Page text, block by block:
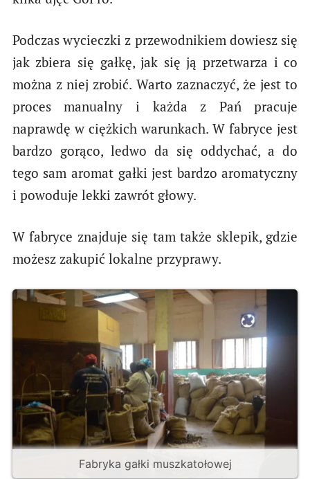
Podczas wycieczki z przewodnikiem dowiesz się
jak zbiera się gałkę, jak się ją przetwarza i co
można z niej zrobić. Warto zaznaczyć, że jest to
proces manualny i każda z Pań pracuje
naprawdę w ciężkich warunkach. W fabryce jest
bardzo gorąco, ledwo da się oddychać, a do
tego sam aromat gałki jest bardzo aromatyczny
i powoduje lekki zawrót głowy.
W fabryce znajduje się tam także sklepik, gdzie
możesz zakupić lokalne przyprawy.
Fabryka gałki muszkatołowej